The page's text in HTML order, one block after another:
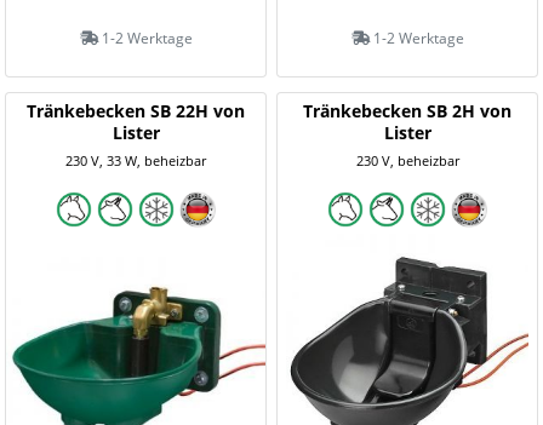
1-2 Werktage 1-2 Werktage
Tränkebecken SB 22H von
Lister
230 V, 33 W, beheizbar
Tränkebecken SB 2H von
Lister
230 V, beheizbar